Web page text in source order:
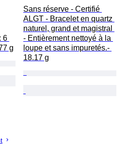
6
g
Sans réserve - Certifié
ALGT - Bracelet en quartz
naturel, grand et magistral
- Entièrement nettoyé à la
loupe et sans impuretés.-
18.17 g